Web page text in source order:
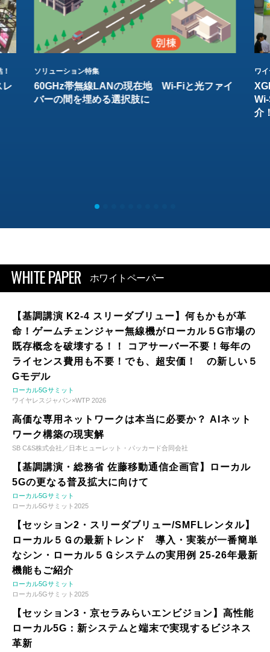
レ
ソリューション特集
60GHz帯無線LANの現在地 Wi-Fiと光ファイ
バーの間を埋める選択肢に
ワ
介
WHITE PAPER ホワイトペーパー
【基調講演 K2-4 スリーダブリュー】何もかもが革
命！ゲームチェンジャー無線機がローカル５G市場の
既存概念を破壊する！！ コアサーバー不要！毎年の
ライセンス費用も不要！でも、超安価！ の新しい５
Gモデル
ローカル5Gサミット
ワイヤレスジャパン×WTP 2026
高価な専用ネットワークは本当に必要か？ AIネット
ワーク構築の現実解
SB C&S株式会社／日本ヒューレット・パッカード合同会社
【基調講演・総務省 佐藤移動通信企画官】ローカル
5Gの更なる普及拡大に向けて
ローカル5Gサミット
ローカル5Gサミット2025
【セッション2・スリーダブリュー/SMFLレンタル】
ローカル５Ｇの最新トレンド 導入・実装が一番簡単
なシン・ローカル５Ｇシステムの実用例 25-26年最新
機能もご紹介
ローカル5Gサミット
ローカル5Gサミット2025
【セッション3・京セラみらいエンビジョン】高性能
ローカル5G：新システムと端末で実現するビジネス
革新